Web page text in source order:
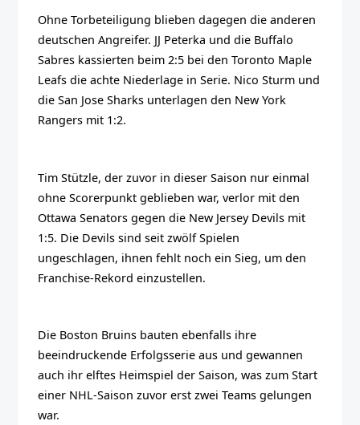
Ohne Torbeteiligung blieben dagegen die anderen
deutschen Angreifer. JJ Peterka und die Buffalo
Sabres kassierten beim 2:5 bei den Toronto Maple
Leafs die achte Niederlage in Serie. Nico Sturm und
die San Jose Sharks unterlagen den New York
Rangers mit 1:2.
Tim Stützle, der zuvor in dieser Saison nur einmal
ohne Scorerpunkt geblieben war, verlor mit den
Ottawa Senators gegen die New Jersey Devils mit
1:5. Die Devils sind seit zwölf Spielen
ungeschlagen, ihnen fehlt noch ein Sieg, um den
Franchise-Rekord einzustellen.
Die Boston Bruins bauten ebenfalls ihre
beeindruckende Erfolgsserie aus und gewannen
auch ihr elftes Heimspiel der Saison, was zum Start
einer NHL-Saison zuvor erst zwei Teams gelungen
war.